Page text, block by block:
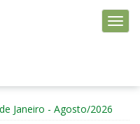
Janeiro - Agosto/2026